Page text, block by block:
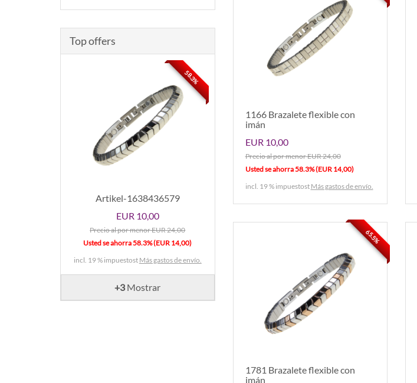
1166 Brazalete flexible con
imán
EUR 10,00
Precio al por menor EUR 24,00
Usted se ahorra 58.3% (EUR 14,00)
incl. 19 % impuestost Más gastos de envío.
1781 Brazalete flexible con
imán
65.5%
Top offers
Artikel-1638436579
EUR 10,00
Precio al por menor EUR 24,00
Usted se ahorra 58.3% (EUR 14,00)
incl. 19 % impuestost Más gastos de envío.
58.3%
+3Mostrar